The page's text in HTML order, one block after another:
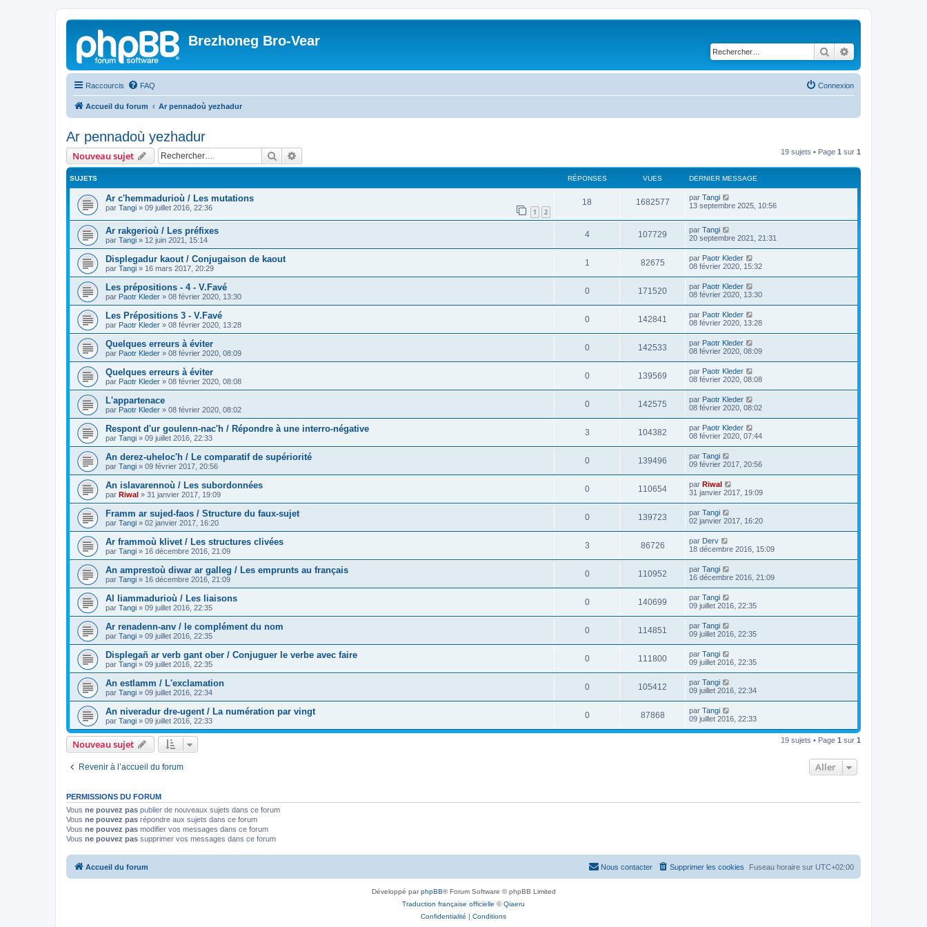
Brezhoneg Bro-Vear
Rechercher
Raccourcis FAQ Connexion
Accueil du forum Ar pennadoù yezhadur
Ar pennadoù yezhadur
Nouveau sujet Rechercher 19 sujets • Page 1 sur 1
SUJETS RÉPONSES VUES DERNIER MESSAGE
Ar c'hemmadurioù / Les mutations
par Tangi » 09 juillet 2016, 22:36 1 2
18 1682577 par Tangi
13 septembre 2025, 10:56
Ar rakgerioù / Les préfixes
par Tangi » 12 juin 2021, 15:14
4 107729 par Tangi
20 septembre 2021, 21:31
Displegadur kaout / Conjugaison de kaout
par Tangi » 16 mars 2017, 20:29
1 82675 par Paotr Kleder
08 février 2020, 15:32
Les prépositions - 4 - V.Favé
par Paotr Kleder » 08 février 2020, 13:30
0 171520 par Paotr Kleder
08 février 2020, 13:30
Les Prépositions 3 - V.Favé
par Paotr Kleder » 08 février 2020, 13:28
0 142841 par Paotr Kleder
08 février 2020, 13:28
Quelques erreurs à éviter
par Paotr Kleder » 08 février 2020, 08:09
0 142533 par Paotr Kleder
08 février 2020, 08:09
Quelques erreurs à éviter
par Paotr Kleder » 08 février 2020, 08:08
0 139569 par Paotr Kleder
08 février 2020, 08:08
L'appartenace
par Paotr Kleder » 08 février 2020, 08:02
0 142575 par Paotr Kleder
08 février 2020, 08:02
Respont d'ur goulenn-nac'h / Répondre à une interro-négative
par Tangi » 09 juillet 2016, 22:33
3 104382 par Paotr Kleder
08 février 2020, 07:44
An derez-uheloc'h / Le comparatif de supériorité
par Tangi » 09 février 2017, 20:56
0 139496 par Tangi
09 février 2017, 20:56
An islavarennoù / Les subordonnées
par Riwal » 31 janvier 2017, 19:09
0 110654 par Riwal
31 janvier 2017, 19:09
Framm ar sujed-faos / Structure du faux-sujet
par Tangi » 02 janvier 2017, 16:20
0 139723 par Tangi
02 janvier 2017, 16:20
Ar frammoù klivet / Les structures clivées
par Tangi » 16 décembre 2016, 21:09
3 86726 par Derv
18 décembre 2016, 15:09
An amprestoù diwar ar galleg / Les emprunts au français
par Tangi » 16 décembre 2016, 21:09
0 110952 par Tangi
16 décembre 2016, 21:09
Al liammadurioù / Les liaisons
par Tangi » 09 juillet 2016, 22:35
0 140699 par Tangi
09 juillet 2016, 22:35
Ar renadenn-anv / le complément du nom
par Tangi » 09 juillet 2016, 22:35
0 114851 par Tangi
09 juillet 2016, 22:35
Displegañ ar verb gant ober / Conjuguer le verbe avec faire
par Tangi » 09 juillet 2016, 22:35
0 111800 par Tangi
09 juillet 2016, 22:35
An estlamm / L'exclamation
par Tangi » 09 juillet 2016, 22:34
0 105412 par Tangi
09 juillet 2016, 22:34
An niveradur dre-ugent / La numération par vingt
par Tangi » 09 juillet 2016, 22:33
0 87868 par Tangi
09 juillet 2016, 22:33
Nouveau sujet 19 sujets • Page 1 sur 1
Revenir à l’accueil du forum Aller
PERMISSIONS DU FORUM
Vous ne pouvez pas publier de nouveaux sujets dans ce forum
Vous ne pouvez pas répondre aux sujets dans ce forum
Vous ne pouvez pas modifier vos messages dans ce forum
Vous ne pouvez pas supprimer vos messages dans ce forum
Accueil du forum Fuseau horaire sur UTC+02:00
Supprimer les cookies
Nous contacter
Développé parphpBB® Forum Software © phpBB Limited
Traduction française officielle ©Qiaeru
Confidentialité | Conditions